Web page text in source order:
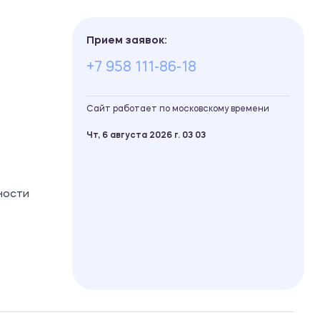
Прием заявок:
+7 958 111-86-18
Сайт работает по московскому времени
Чт, 6 августа 2026 г. 03 03